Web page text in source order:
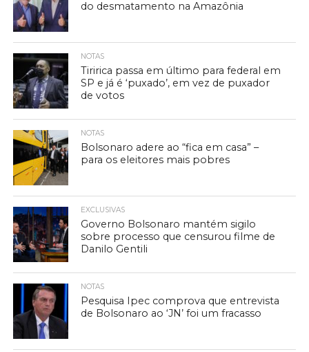
do desmatamento na Amazônia
NOTAS
Tiririca passa em último para federal em
SP e já é ‘puxado’, em vez de puxador
de votos
NOTAS
Bolsonaro adere ao “fica em casa” –
para os eleitores mais pobres
EXCLUSIVAS
Governo Bolsonaro mantém sigilo
sobre processo que censurou filme de
Danilo Gentili
NOTAS
Pesquisa Ipec comprova que entrevista
de Bolsonaro ao ‘JN’ foi um fracasso